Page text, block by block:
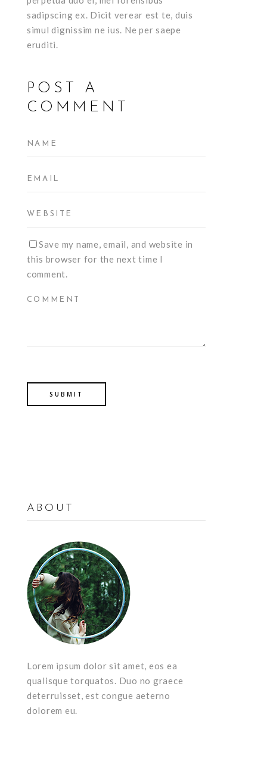
sadipscing ex. Dicit verear est te, duis
simul dignissim ne ius. Ne per saepe
eruditi.
POST A
COMMENT
Save my name, email, and website in
this browser for the next time I
comment.
ABOUT
Lorem ipsum dolor sit amet, eos ea
qualisque torquatos. Duo no graece
deterruisset, est congue aeterno
dolorem eu.